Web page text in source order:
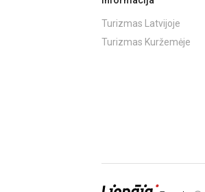
Turizmas Latvijoje
Turizmas Kuržemėje